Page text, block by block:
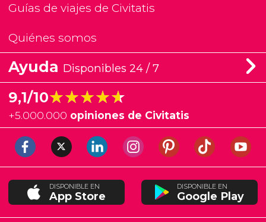
Guías de viajes de Civitatis
Quiénes somos
Ayuda Disponibles 24 / 7
9,1/10★★★★★
★★★★★
+5.000.000 opiniones de Civitatis
DISPONIBLE EN
App Store
DISPONIBLE EN
Google Play